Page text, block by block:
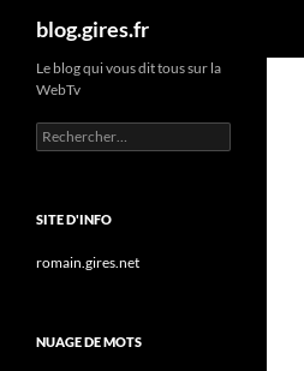
Aller
contenu
blog.gires.fr
Le blog qui vous dit tous sur la
WebTv
Rechercher :
SITE D'INFO
romain.gires.net
NUAGE DE MOTS